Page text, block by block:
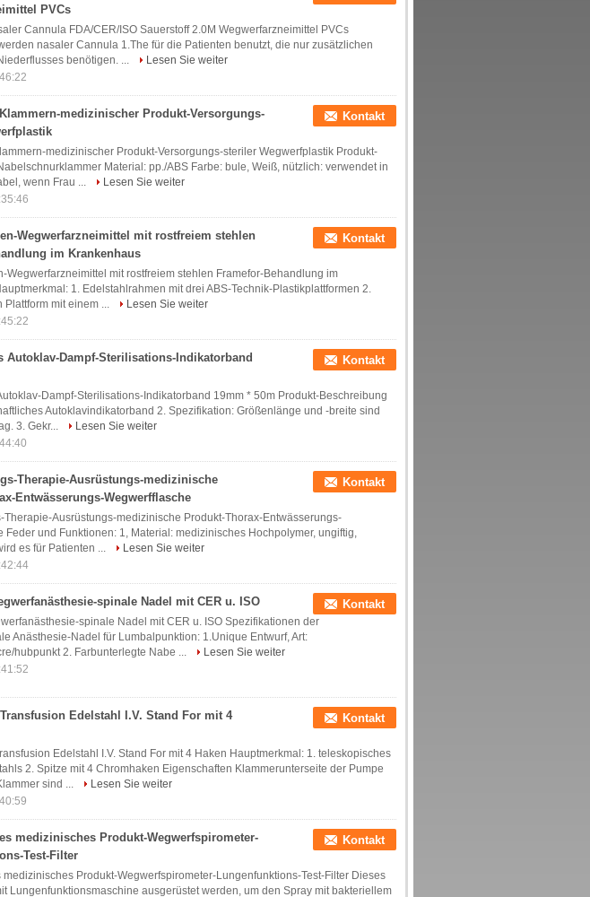
PVCs
Cannula FDA/CER/ISO Sauerstoff 2.0M Wegwerfarzneimittel PVCs
nasaler Cannula 1.The für die Patienten benutzt, die nur zusätzlichen
benötigen. ...
Lesen Sie weiter
medizinischer Produkt-Versorgungs-
Kontakt
medizinischer Produkt-Versorgungs-steriler Wegwerfplastik Produkt-
Material: pp./ABS Farbe: bule, Weiß, nützlich: verwendet in
wenn Frau ...
Lesen Sie weiter
Wegwerfarzneimittel mit rostfreiem stehlen
im Krankenhaus
Kontakt
Wegwerfarzneimittel mit rostfreiem stehlen Framefor-Behandlung im
1. Edelstahlrahmen mit drei ABS-Technik-Plastikplattformen 2.
Plattform mit einem ...
Lesen Sie weiter
Autoklav-Dampf-Sterilisations-Indikatorband
Kontakt
Dampf-Sterilisations-Indikatorband 19mm * 50m Produkt-Beschreibung
Autoklavindikatorband 2. Spezifikation: Größenlänge und -breite sind
3. Gekr...
Lesen Sie weiter
Therapie-Ausrüstungs-medizinische
Entwässerungs-Wegwerfflasche
Kontakt
Therapie-Ausrüstungs-medizinische Produkt-Thorax-Entwässerungs-
Feder und Funktionen: 1, Material: medizinisches Hochpolymer, ungiftig,
es für Patienten ...
Lesen Sie weiter
spinale Nadel mit CER u. ISO Kontakt
spinale Nadel mit CER u. ISO Spezifikationen der
Anästhesie-Nadel für Lumbalpunktion: 1.Unique Entwurf, Art:
hubpunkt 2. Farbunterlegte Nabe ...
Lesen Sie weiter
Edelstahl I.V. Stand For mit 4
Kontakt
Edelstahl I.V. Stand For mit 4 Haken Hauptmerkmal: 1. teleskopisches
2. Spitze mit 4 Chromhaken Eigenschaften Klammerunterseite der Pumpe
sind ...
Lesen Sie weiter
medizinisches Produkt-Wegwerfspirometer-
Test-Filter
Kontakt
Produkt-Wegwerfspirometer-Lungenfunktions-Test-Filter Dieses
Lungenfunktionsmaschine ausgerüstet werden, um den Spray mit bakteriellem